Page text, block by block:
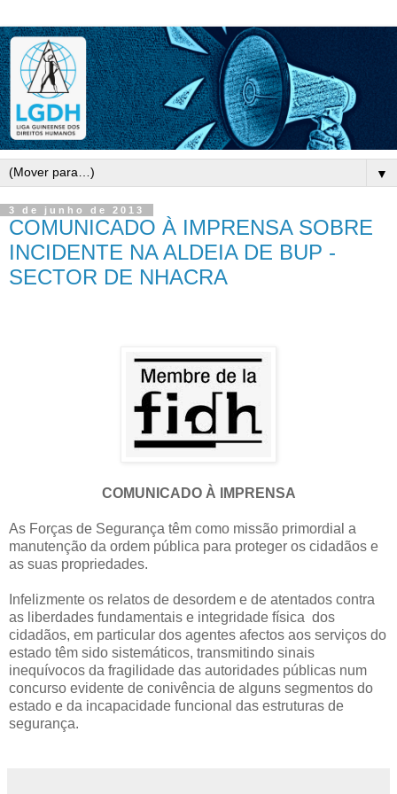
▼
3 de junho de 2013
COMUNICADO À IMPRENSA SOBRE
INCIDENTE NA ALDEIA DE BUP -
SECTOR DE NHACRA
COMUNICADO À IMPRENSA
As Forças de Segurança têm como missão primordial a
manutenção da ordem pública para proteger os cidadãos e
as suas propriedades.
Infelizmente os relatos de desordem e de atentados contra
as liberdades fundamentais e integridade física dos
cidadãos, em particular dos agentes afectos aos serviços do
estado têm sido sistemáticos, transmitindo sinais
inequívocos da fragilidade das autoridades públicas num
concurso evidente de conivência de alguns segmentos do
estado e da incapacidade funcional das estruturas de
segurança.